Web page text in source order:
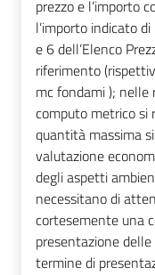
prezzo e l’importo
l’importo indicato
e 6 dell’Elenco
riferimento
mc fondami );
computo metrico si
quantità massima
valutazione
degli aspetti
necessitano di
cortesemente una
presentazione
termine di